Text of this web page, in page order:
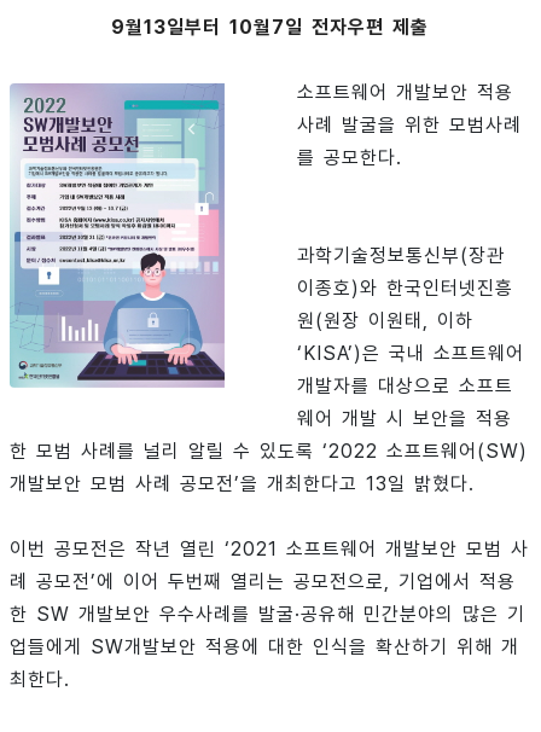
9월13일부터 10월7일 전자우편 제출
소프트웨어 개발보안 적용
사례 발굴을 위한 모범사례
를 공모한다.
과학기술정보통신부(장관
이종호)와 한국인터넷진흥
원(원장 이원태, 이하
‘KISA’)은 국내 소프트웨어
개발자를 대상으로 소프트
웨어 개발 시 보안을 적용
한 모범 사례를 널리 알릴 수 있도록 ‘2022 소프트웨어(SW)
개발보안 모범 사례 공모전’을 개최한다고 13일 밝혔다.
이번 공모전은 작년 열린 ‘2021 소프트웨어 개발보안 모범 사
례 공모전’에 이어 두번째 열리는 공모전으로, 기업에서 적용
한 SW 개발보안 우수사례를 발굴·공유해 민간분야의 많은 기
업들에게 SW개발보안 적용에 대한 인식을 확산하기 위해 개
최한다.